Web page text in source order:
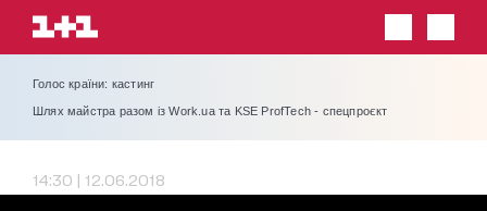
Голос країни: кастинг
Шлях майстра разом із Work.ua та KSE ProfTech - спецпроєкт
14:30 | 12.06.2018